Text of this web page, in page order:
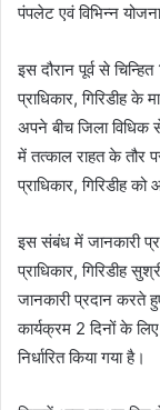
पंपलेट एवं विभिन्न
इस दौरान पूर्व से
प्राधिकार, गिरिडीह के
अपने बीच जिला विधिक
में तत्काल राहत के तौर
प्राधिकार, गिरिडीह
इस संबंध में जानकारी
प्राधिकार, गिरिडीह
जानकारी प्रदान करते
कार्यक्रम 2 दिनों के
निर्धारित किया गया है।